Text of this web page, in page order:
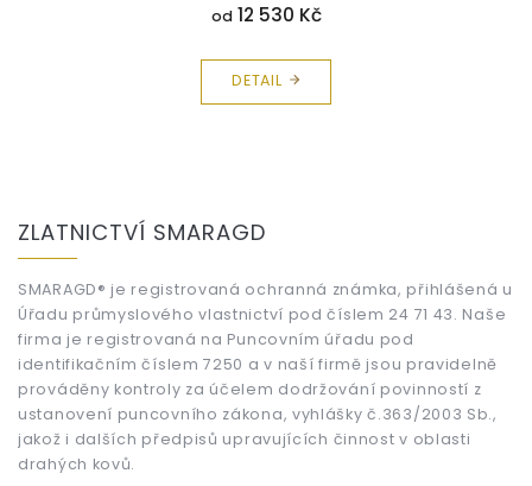
od12 530 Kč
DETAIL
ZLATNICTVÍ SMARAGD
SMARAGD® je registrovaná ochranná známka, přihlášená u
Úřadu průmyslového vlastnictví pod číslem 24 71 43. Naše
firma je registrovaná na Puncovním úřadu pod
identifikačním číslem 7250 a v naší firmě jsou pravidelně
prováděny kontroly za účelem dodržování povinností z
ustanovení puncovního zákona, vyhlášky č.363/2003 Sb.,
jakož i dalších předpisů upravujících činnost v oblasti
drahých kovů.